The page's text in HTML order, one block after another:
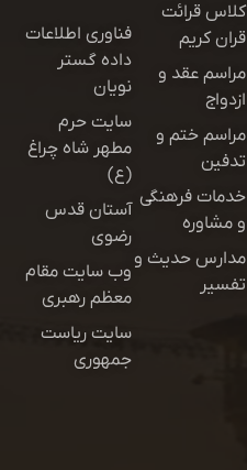
کلاس قرائت
قران کریم
مراسم عقد و
ازدواج
مراسم ختم و
تدفین
خدمات فرهنگی
و مشاوره
مدارس حدیث و
تفسیر
فناوری اطلاعات
داده گستر
نویان
سایت حرم
مطهر شاه چراغ
(ع)
آستان قدس
رضوی
وب سایت مقام
معظم رهبری
سایت ریاست
جمهوری